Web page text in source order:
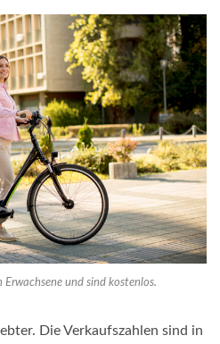
Erwachsene und sind kostenlos.
Die Verkaufszahlen sind in